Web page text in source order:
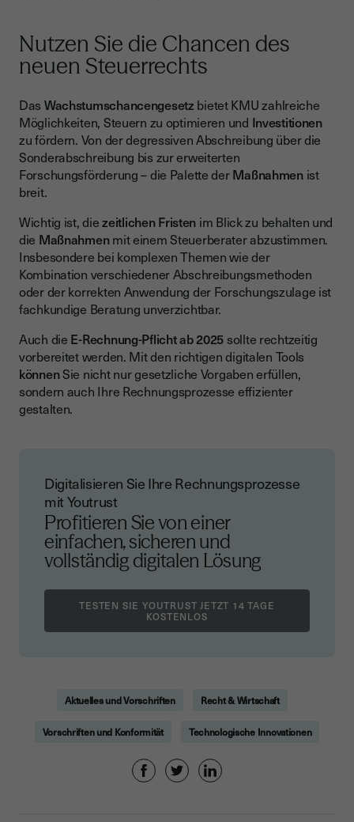
Nutzen Sie die Chancen des
neuen Steuerrechts
Das Wachstumschancengesetz bietet KMU zahlreiche
Möglichkeiten, Steuern zu optimieren und Investitionen
zu fördern. Von der degressiven Abschreibung über die
Sonderabschreibung bis zur erweiterten
Forschungsförderung – die Palette derMaßnahmenist
breit.
Wichtig ist, diezeitlichen Fristen im Blick zu behalten und
die Maßnahmenmit einem Steuerberater abzustimmen.
Insbesondere bei komplexen Themen wie der
Kombination verschiedener Abschreibungsmethoden
oder der korrekten Anwendung der Forschungszulage ist
fachkundige Beratung unverzichtbar.
Auch die E-Rechnung-Pflicht ab 2025 sollte rechtzeitig
vorbereitet werden. Mit den richtigen digitalen Tools
könnenSie nicht nur gesetzliche Vorgaben erfüllen,
sondern auch Ihre Rechnungsprozesse effizienter
gestalten.
Digitalisieren Sie Ihre Rechnungsprozesse
mit Youtrust
Profitieren Sie von einer
einfachen, sicheren und
vollständig digitalen Lösung
Aktuelles und Vorschriften Recht & Wirtschaft
Vorschriften und Konformität Technologische Innovationen